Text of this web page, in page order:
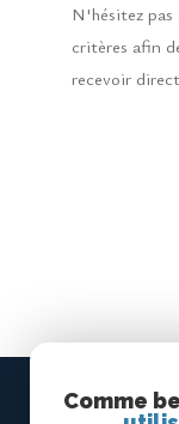
N'hésitez pas
critères afin
recevoir
Comme